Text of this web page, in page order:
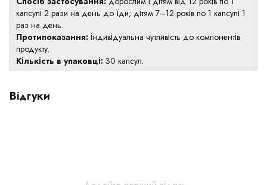
капсулі 2 рази на день до їди; дітям 7–12 років по 1 капсулі 1
раз на день.
Протипоказання: індивідуальна чутливість до компонентів
продукту.
Кількість в упаковці: 30 капсул.
Відгуки